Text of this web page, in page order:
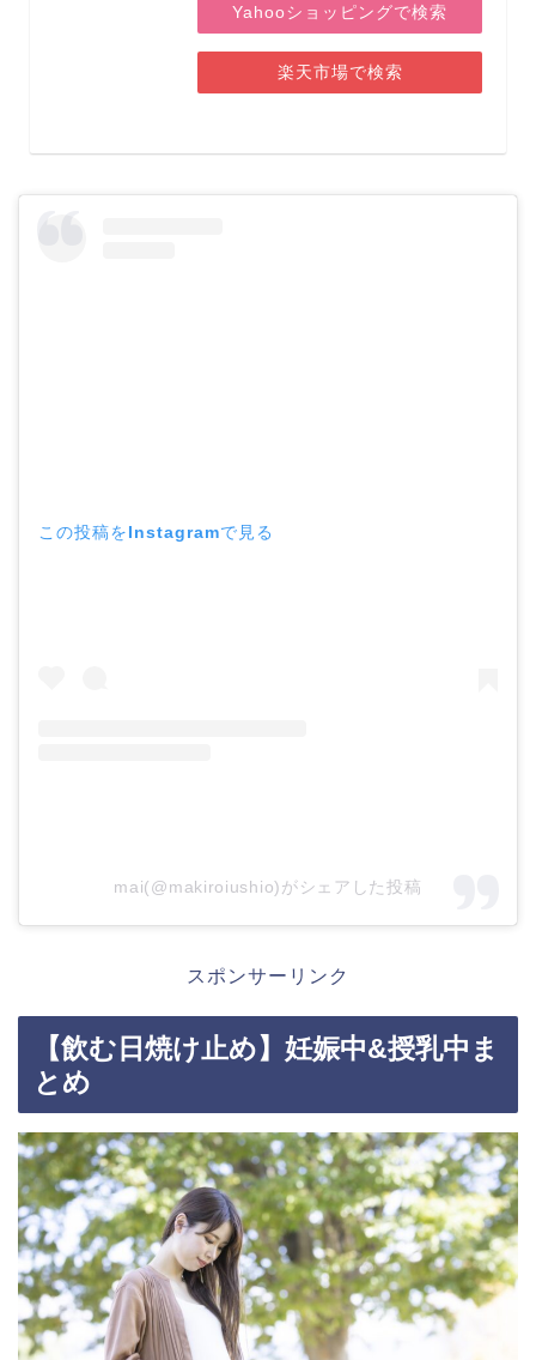
Yahooショッピングで検索
楽天市場で検索
この投稿をInstagramで見る
mai(@makiroiushio)がシェアした投稿
スポンサーリンク
【飲む日焼け止め】妊娠中&授乳中ま
とめ